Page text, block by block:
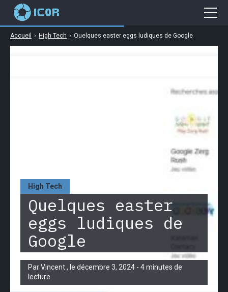
High Tech
Quelques easter
eggs ludiques de
Google
Par Vincent , le décembre 3, 2024 - 4 minutes de
lecture
Accueil › High Tech › Quelques easter eggs ludiques de Google
Cybersécurité